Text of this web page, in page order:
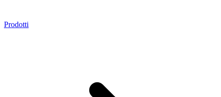
Prodotti